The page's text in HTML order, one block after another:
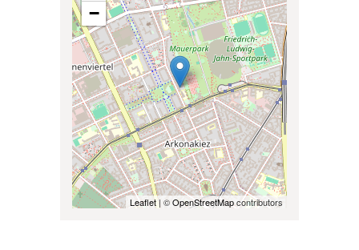
−
Leaflet| ©OpenStreetMapcontributors